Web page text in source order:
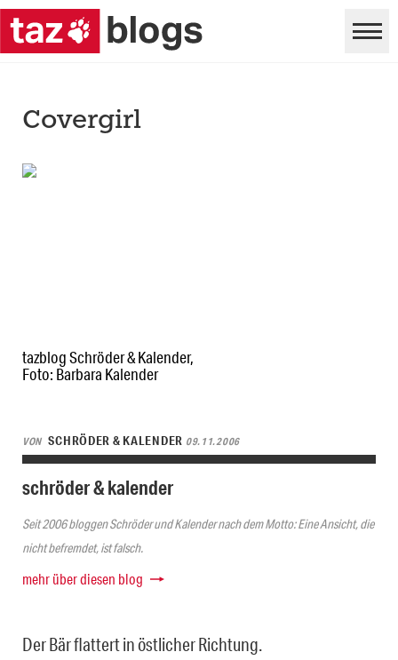
tazblog Schröder & Kalender,
Foto: Barbara Kalender
Covergirl
VON SCHRÖDER & KALENDER 09.11.2006
schröder & kalender
Seit 2006 bloggen Schröder und Kalender nach dem Motto: Eine Ansicht, die
nicht befremdet, ist falsch.
mehr über diesen blog
Der Bär flattert in östlicher Richtung.